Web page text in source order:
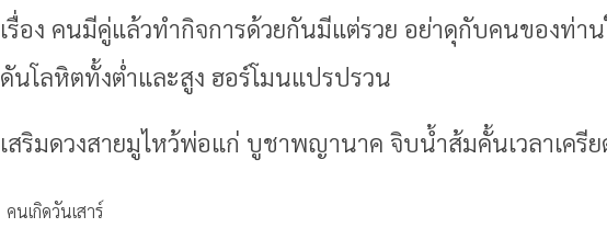
เรื่อง คนมีคู่แล้วทำกิจการด้วยกันมีแต่รวย อย่าดุกับคนของท่า
ดันโลหิตทั้งต่ำและสูง ฮอร์โมนแปรปรวน
เสริมดวงสายมูไหว้พ่อแก่ บูชาพญานาค จิบน้ำส้มคั้นเวลาเครี
คนเกิดวันเสาร์